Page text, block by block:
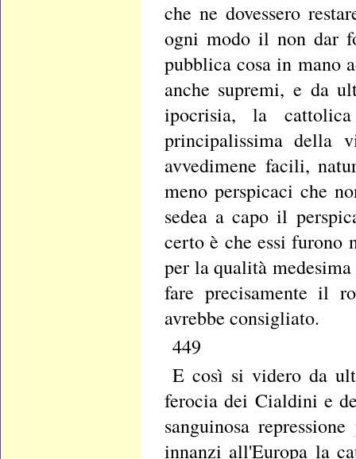
che ne dovessero
ogni modo il non dar
pubblica cosa in mano
anche supremi, e da
ipocrisia, la
principalissima della
avvedimene facili,
meno perspicaci che
sedea a capo il
certo è che essi
per la qualità
fare precisamente il
avrebbe consigliato.
449
E così si videro da
ferocia dei Cialdini e
sanguinosa
innanzi all'Europa la